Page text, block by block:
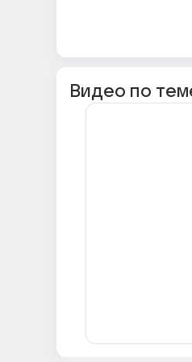
Видео по